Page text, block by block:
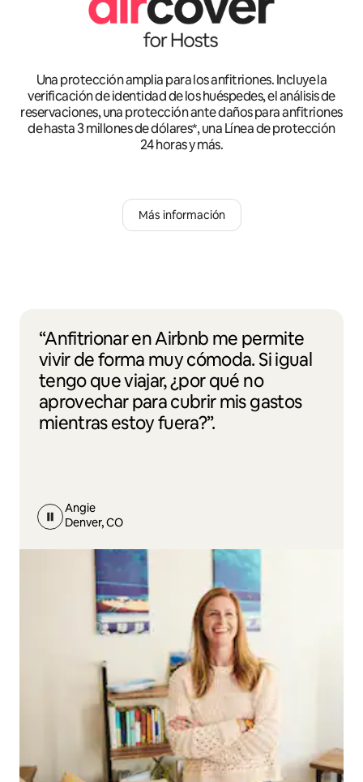
Una protección amplia para los anfitriones. Incluye la
verificación de identidad de los huéspedes, el análisis de
reservaciones, una protección ante daños para anfitriones
de hasta 3 millones de dólares*, una Línea de protección
24 horas y más.
Más información
“Anfitrionar en Airbnb me permite
vivir de forma muy cómoda. Si igual
tengo que viajar, ¿por qué no
aprovechar para cubrir mis gastos
mientras estoy fuera?”.
Angie
Denver, CO